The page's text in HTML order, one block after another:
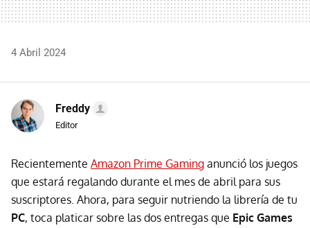
4 Abril 2024
Freddy
Editor
Recientemente Amazon Prime Gaming anunció los juegos
que estará regalando durante el mes de abril para sus
suscriptores. Ahora, para seguir nutriendo la librería de tu
PC, toca platicar sobre las dos entregas que Epic Games